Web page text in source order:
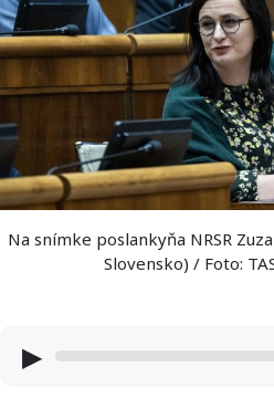
Na snímke poslankyňa NRSR
Slovensko) / Foto:
▶